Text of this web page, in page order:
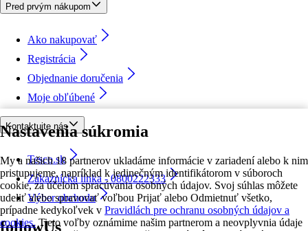
Nastavenia súkromia
My a našich 18 partnerov ukladáme informácie v zariadení alebo k nim
pristupujeme, napríklad k jedinečným identifikátorom v súboroch
cookie, za účelom spracúvania osobných údajov. Svoj súhlas môžete
udeliť alebo spravovať voľbou Prijať alebo Odmietnuť všetko,
prípadne kedykoľvek v Pravidlách pre ochranu osobných údajov a
cookies. Tieto voľby oznámime našim partnerom a neovplyvnia údaje
Pred prvým nákupom
Ako nakupovať
Registrácia
Objednanie doručenia
Moje obľúbené
Kontaktujte nás
Tesco.sk
Zákaznícka linka - 0800222333
Výber obchodu
followUs